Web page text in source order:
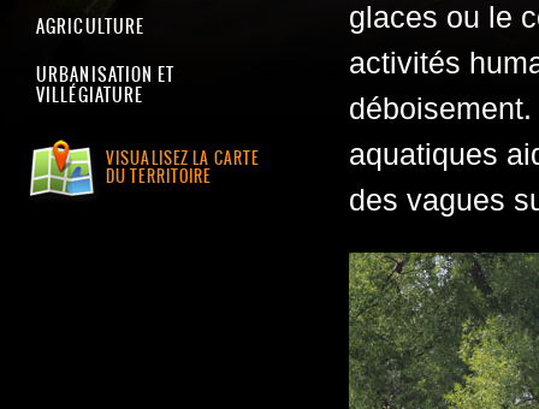
AGRICULTURE
URBANISATION ET
VILLÉGIATURE
VISUALISEZ LA CARTE
DU TERRITOIRE
glaces ou le
activités
aquatiques
des vagues